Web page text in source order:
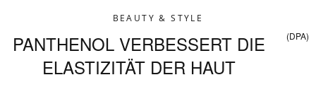
BEAUTY & STYLE
PANTHENOL VERBESSERT DIE
ELASTIZITÄT DER HAUT
(DPA)